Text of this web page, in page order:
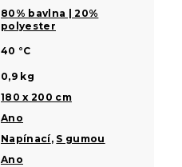
80% bavlna | 20%
polyester
40 °C
0,9 kg
180 x 200 cm
Ano
Napínací, S gumou
Ano